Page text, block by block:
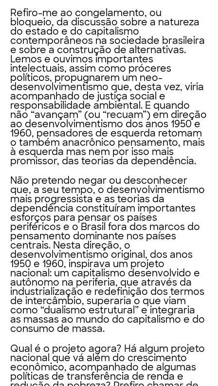
Refiro-me ao congelamento, ou
bloqueio, da discussão sobre a natureza
do estado e do capitalismo
contemporâneos na sociedade brasileira
e sobre a construção de alternativas.
Lemos e ouvimos importantes
intelectuais, assim como próceres
políticos, propugnarem um neo-
desenvolvimentismo que, desta vez, viria
acompanhado de justiça social e
responsabilidade ambiental. E quando
não “avançam” (ou “recuam”) em direção
ao desenvolvimentismo dos anos 1950 e
1960, pensadores de esquerda retomam
o também anacrônico pensamento, mais
à esquerda mas nem por isso mais
promissor, das teorias da dependência.
Não pretendo negar ou desconhecer
que, a seu tempo, o desenvolvimentismo
mais progressista e as teorias da
dependência constituíram importantes
esforços para pensar os países
periféricos e o Brasil fora dos marcos do
pensamento dominante nos países
centrais. Nesta direção, o
desenvolvimentismo original, dos anos
1950 e 1960, inspirava um projeto
nacional: um capitalismo desenvolvido e
autônomo na periferia, que através da
industrialização e redefinição dos termos
de intercâmbio, superaria o que viam
como “dualismo estrutural” e integraria
as massas ao mundo do capitalismo e do
consumo de massa.
Qual é o projeto agora? Há algum projeto
nacional que vá além do crescimento
econômico, acompanhado de algumas
políticas de transferência de renda e